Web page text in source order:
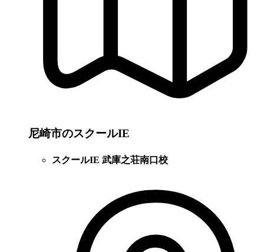
尼崎市のスクールIE
スクールIE 武庫之荘南口校